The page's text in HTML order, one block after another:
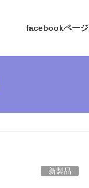
facebookページ
新製品